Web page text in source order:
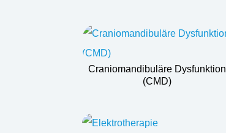
Craniomandibuläre Dysfunktion
(CMD)